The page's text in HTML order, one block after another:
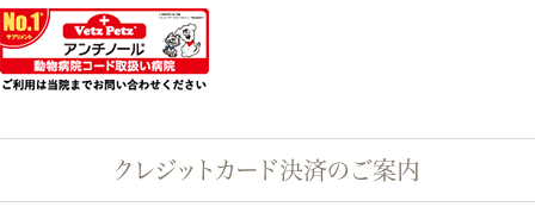
クレジットカード決済のご案内